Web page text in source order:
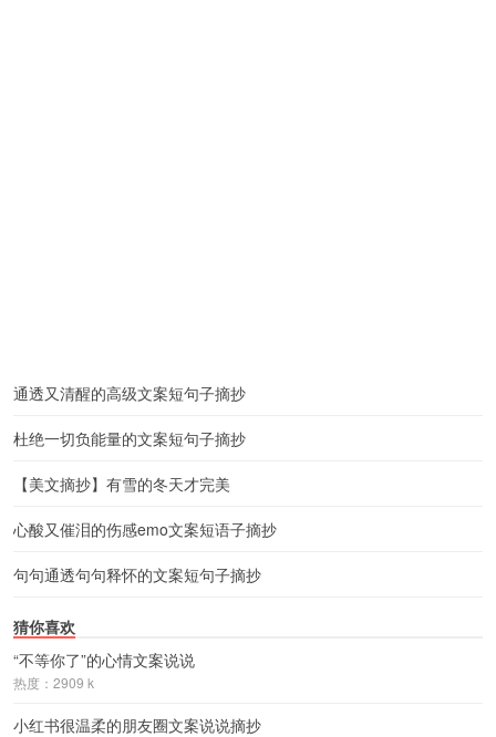
通透又清醒的高级文案短句子摘抄
杜绝一切负能量的文案短句子摘抄
【美文摘抄】有雪的冬天才完美
心酸又催泪的伤感emo文案短语子摘抄
句句通透句句释怀的文案短句子摘抄
猜你喜欢
“不等你了”的心情文案说说
热度：2909 k
小红书很温柔的朋友圈文案说说摘抄